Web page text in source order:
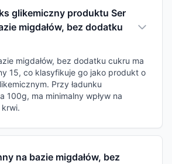
glikemiczny produktu Ser
migdałów, bez dodatku
migdałów, bez dodatku cukru ma
15, co klasyfikuje go jako produkt o
Przy ładunku
100g, ma minimalny wpływ na
na bazie migdałów, bez